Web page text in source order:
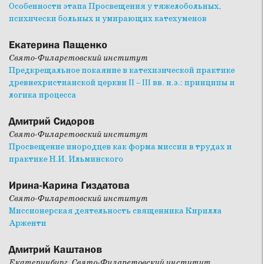
Особенности этапа Просвещения у тяжелобольных,
психически больных и умирающих катехуменов
Екатерина Пащенко
Свято-Филаретовский институт
Предкрещальное покаяние в катехизической практике
древнехристианской церкви II – III вв. н.э.: принципы и
логика процесса
Дмитрий Сидоров
Свято-Филаретовский институт
Просвещение инородцев как форма миссии в трудах и
практике Н.И. Ильминского
Ирина-Карина Гиздатова
Свято-Филаретовский институт
Миссионерская деятельность священника Кирилла
Арженти
Дмитрий Каштанов